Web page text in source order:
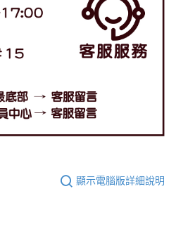
顯示電腦版詳細說明